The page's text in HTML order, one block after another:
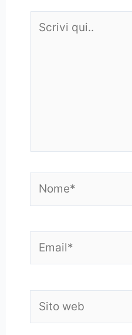
qui..
web